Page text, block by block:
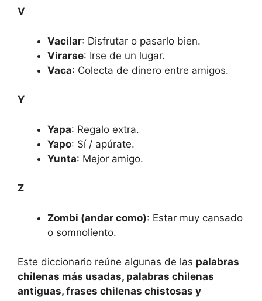
V
Vacilar: Disfrutar o pasarlo bien.
Virarse: Irse de un lugar.
Vaca: Colecta de dinero entre amigos.
Y
Yapa: Regalo extra.
Yapo: Sí / apúrate.
Yunta: Mejor amigo.
Z
Zombi (andar como): Estar muy cansado
o somnoliento.
Este diccionario reúne algunas de las palabras
chilenas más usadas, palabras chilenas
antiguas, frases chilenas chistosas y